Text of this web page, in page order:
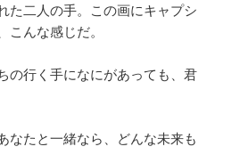
た二人の手。この画にキャプシ
こんな感じだ。
の行く手になにがあっても、君
なたと一緒なら、どんな未来も